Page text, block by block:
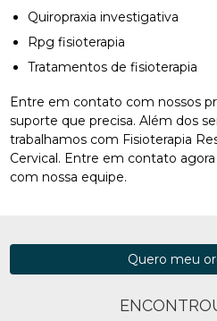
Quiropraxia investigativa
Rpg fisioterapia
Tratamentos de fisioterapia
Entre em contato com nossos
suporte que precisa. Além dos
trabalhamos com Fisioterapia
Cervical. Entre em contato
com nossa equipe.
Quero meu